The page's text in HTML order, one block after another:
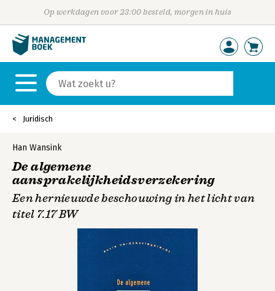
Op werkdagen voor 23:00 besteld, morgen in huis
Juridisch
Han Wansink
De algemene
aansprakelijkheidsverzekering
Een hernieuwde beschouwing in het licht van
titel 7.17 BW